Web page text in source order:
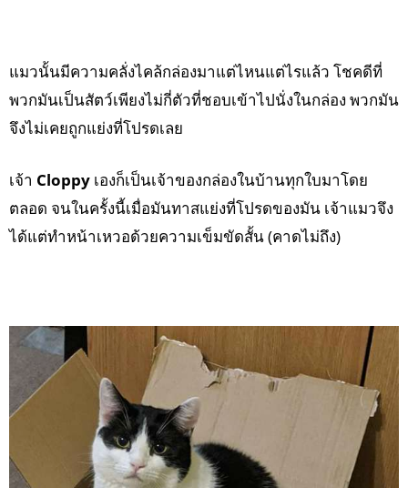
แมวนั้นมีความคลั่งไคล้กล่องมาแต่ไหนแต่ไรแล้ว โชคดีที่
พวกมันเป็นสัตว์เพียงไม่กี่ตัวที่ชอบเข้าไปนั่งในกล่อง พวกมัน
จึงไม่เคยถูกแย่งที่โปรดเลย
เจ้า Cloppy เองก็เป็นเจ้าของกล่องในบ้านทุกใบมาโดย
ตลอด จนในครั้งนี้เมื่อมันทาสแย่งที่โปรดของมัน เจ้าแมวจึง
ได้แต่ทำหน้าเหวอด้วยความเข็มขัดสั้น (คาดไม่ถึง)